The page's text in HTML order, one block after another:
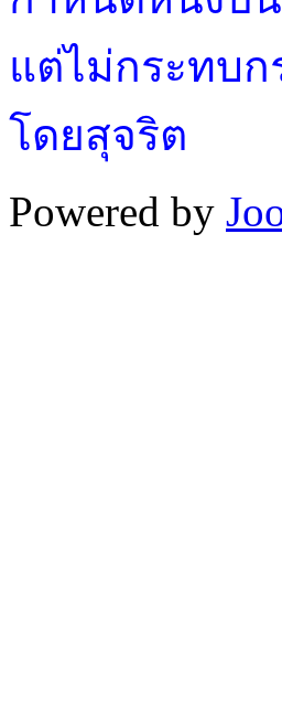
แต่ไม่กระทบ
โดยสุจริต
Powered by